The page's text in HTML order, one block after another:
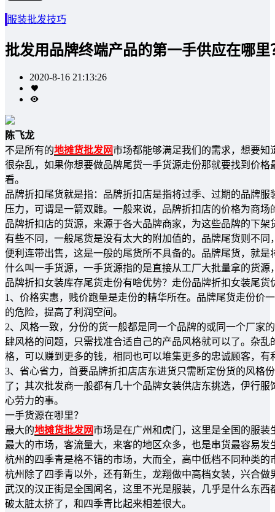
服装批发技巧
批发用品牌终端产品的第一手供应在哪里
2020-8-16 21:13:26
陈飞龙
不是所有的地摊货批发网市场都能够满足我们的需求，想要
很杂乱，如果你想要做品牌尾货一手货源走份那就要找到价
看。
品牌折扣尾货就是指：品牌折扣店是指将过季、过期的品牌
压力，可谓是一箭双雕。一般来说，品牌折扣店的价格为商
品牌折扣店的货源，来源于各大品牌商家，为这些品牌的下
有些不同，一般尾货是没有太大的附加值的，品牌尾货则不
便利连带出售，这是一般的尾货所不具备的。品牌尾货，就
什么叫一手货源，一手货源指的是直接从工厂大批量拿的货
品牌折扣女装库存尾货走份有啥优势？走份品牌折扣女装尾货
1、价格实惠，贱价跑量是走份的精华所在。品牌尾货走份价
的危险，提高了利润空间。
2、风格一致，分份的货一般都是同一个品牌的或同一个厂家
肆风格的问题，只需找准合适自己的产品风格就可以了。杂
格，可以赚到更多的钱，相同也可以堆集更多的忠诚顾客，有
3、省心省力，首要品牌折扣店店东进货只需断定份货的风格
了；其次批发商一般都有几十个品牌女装供店东挑选，伊行
心劳力的事。
一手货源在哪里？
最大的地摊货批发网市场是在广州和虎门，这里是全国的服
最大的市场，客流量大，来客的地区众多，也是串货最容易
杭州的四季青是格不错的市场，大而全，高中低档不同种类
杭州除了四季青以外，还有新生，龙翔做中高档女装，兴合做
武汉的汉正街是全国闻名，这里不光是服装，几乎是什么东
破太脏太挤了，和四季青比起来相差很大。